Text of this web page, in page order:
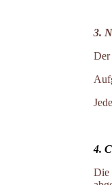
3.
Der
4.
Die